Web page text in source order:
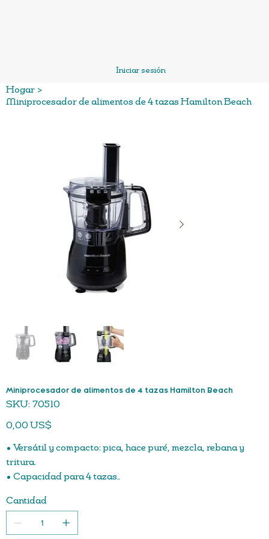
Iniciar sesión
Hogar >
Miniprocesador de alimentos de 4 tazas Hamilton Beach
Miniprocesador de alimentos de 4 tazas Hamilton Beach
SKU: SKU
70510
70510
Precio
0,00 US$
• Versátil y compacto: pica, hace puré, mezcla, rebana y
tritura.
• Capacidad para 4 tazas
• El diseño único no requiere torsión ni bloqueo
complicados.
• Picar y hacer puré de alimentos, mezclar batidos, cortar y
Cantidad